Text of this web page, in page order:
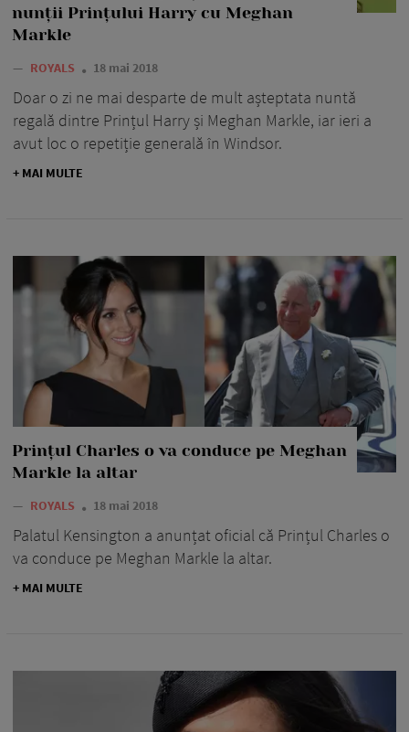
nunții Prințului Harry cu Meghan
Markle
— ROYALS 18 mai 2018
Doar o zi ne mai desparte de mult așteptata nuntă
regală dintre Prințul Harry și Meghan Markle, iar ieri a
avut loc o repetiție generală în Windsor.
+ MAI MULTE
Prințul Charles o va conduce pe Meghan
Markle la altar
— ROYALS 18 mai 2018
Palatul Kensington a anunțat oficial că Prințul Charles o
va conduce pe Meghan Markle la altar.
+ MAI MULTE